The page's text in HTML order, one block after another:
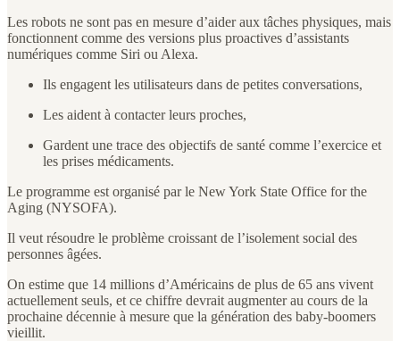
Les robots ne sont pas en mesure d’aider aux tâches physiques, mais
fonctionnent comme des versions plus proactives d’assistants
numériques comme Siri ou Alexa.
Ils engagent les utilisateurs dans de petites conversations,
Les aident à contacter leurs proches,
Gardent une trace des objectifs de santé comme l’exercice et
les prises médicaments.
Le programme est organisé par le New York State Office for the
Aging (NYSOFA).
Il veut résoudre le problème croissant de l’isolement social des
personnes âgées.
On estime que 14 millions d’Américains de plus de 65 ans vivent
actuellement seuls, et ce chiffre devrait augmenter au cours de la
prochaine décennie à mesure que la génération des baby-boomers
vieillit.